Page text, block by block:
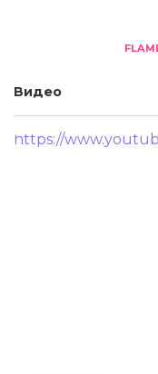
Видео
https://